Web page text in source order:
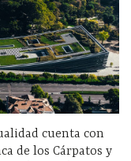
cuenta con
de los Cárpatos y